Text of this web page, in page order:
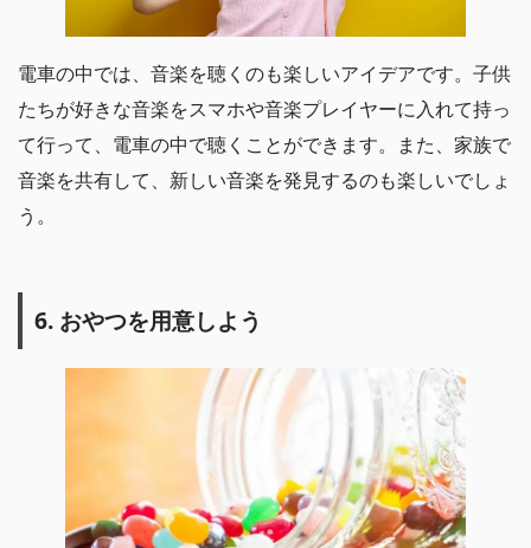
電車の中では、音楽を聴くのも楽しいアイデアです。子供
たちが好きな音楽をスマホや音楽プレイヤーに入れて持っ
て行って、電車の中で聴くことができます。また、家族で
音楽を共有して、新しい音楽を発見するのも楽しいでしょ
う。
6. おやつを用意しよう